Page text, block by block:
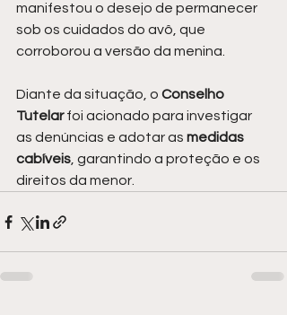
manifestou o desejo de permanecer
sob os cuidados do avô, que
corroborou a versão da menina.
Diante da situação, o Conselho
Tutelar foi acionado para investigar
as denúncias e adotar as medidas
cabíveis , garantindo a proteção e os
direitos da menor.